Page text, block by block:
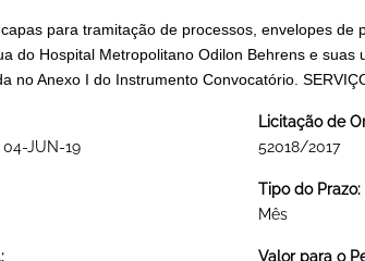
para tramitação de processos, envelopes
do Hospital Metropolitano Odilon Behrens e
no Anexo I do Instrumento Convocatório.
JUN-19
Licitação de
52018/2017
Tipo do Prazo:
Mês
Valor para o